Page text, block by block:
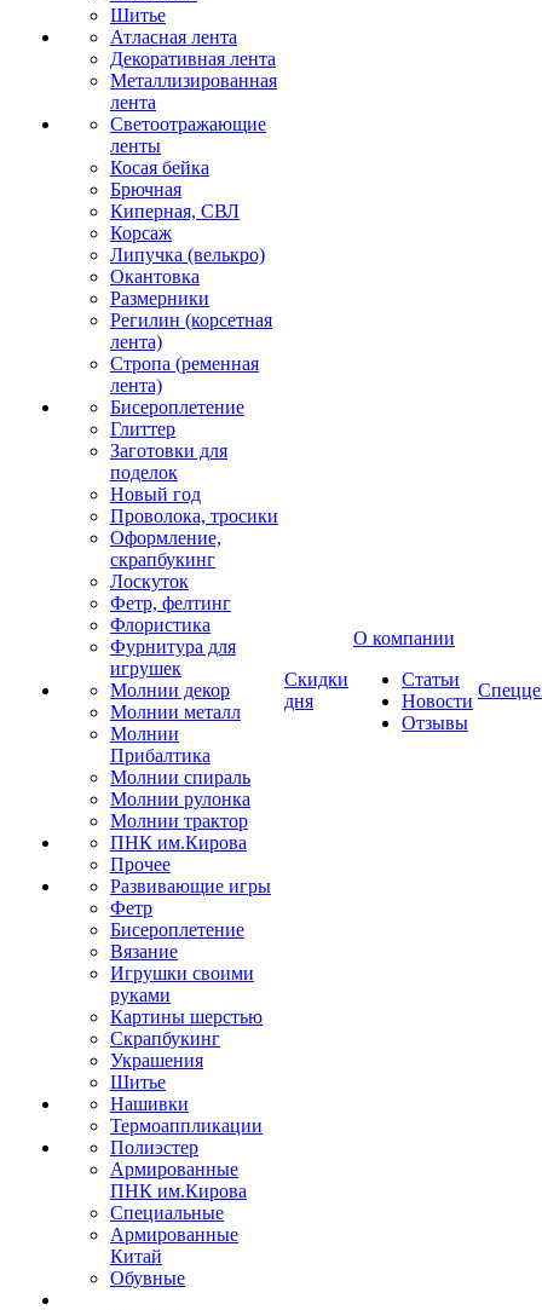
Шитье
Атласная лента
Декоративная лента
Металлизированная
лента
Светоотражающие
ленты
Косая бейка
Брючная
Киперная, СВЛ
Корсаж
Липучка (велькро)
Окантовка
Размерники
Регилин (корсетная
лента)
Стропа (ременная
лента)
Бисероплетение
Глиттер
Заготовки для
поделок
Новый год
Проволока, тросики
Оформление,
скрапбукинг
Лоскуток
Фетр, фелтинг
Флористика
Фурнитура для
игрушек
Молнии декор
Молнии металл
Молнии
Прибалтика
Молнии спираль
Молнии рулонка
Молнии трактор
ПНК им.Кирова
Прочее
Развивающие игры
Фетр
Бисероплетение
Вязание
Игрушки своими
руками
Картины шерстью
Скрапбукинг
Украшения
Шитье
Нашивки
Термоаппликации
Полиэстер
Армированные
ПНК им.Кирова
Специальные
Армированные
Китай
Обувные
Скидки
дня
О компании
Статьи
Новости
Отзывы